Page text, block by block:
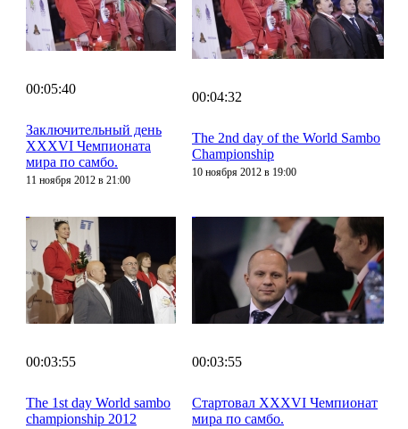
00:05:40
Заключительный день
XXXVI Чемпионата
мира по самбо.
11 ноября 2012 в 21:00
00:04:32
The 2nd day of the World Sambo
Championship
10 ноября 2012 в 19:00
00:03:55
The 1st day World sambo
championship 2012
00:03:55
Стартовал XXXVI Чемпионат
мира по самбо.